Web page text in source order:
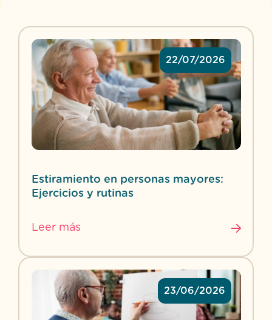
22/07/2026
Estiramiento en personas mayores:
Ejercicios y rutinas
Leer más
23/06/2026